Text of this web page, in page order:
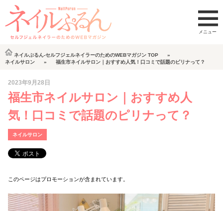
ネイルぷるん-セルフジェルネイラーのためのWEBマガジン TOP
ネイルサロン
福生市ネイルサロン｜おすすめ人気！口コミで話題のピリナって？
2023年9月28日
福生市ネイルサロン｜おすすめ人
気！口コミで話題のピリナって？
ネイルサロン
このページはプロモーションが含まれています。